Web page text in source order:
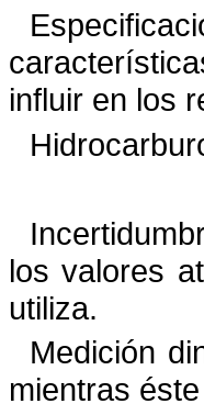
influir en los
los valores
utiliza.
Medición
mientras